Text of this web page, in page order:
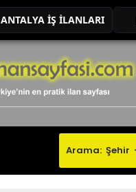
ANTALYA İŞ İLANLARI